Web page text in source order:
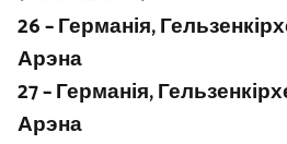
26 – Германія,
Арэна
27 – Германія,
Арэна